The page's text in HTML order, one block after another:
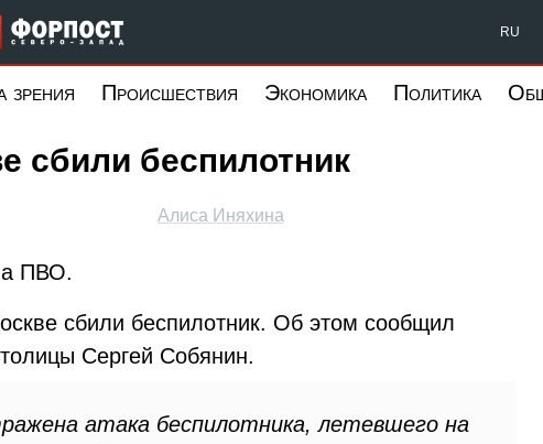
Форпост Северо-Запад RU
зрения Происшествия Экономика Политика
сбили беспилотник
Алиса Иняхина
ПВО.
сбили беспилотник. Об этом сообщил
Сергей Собянин.
атака беспилотника, летевшего на